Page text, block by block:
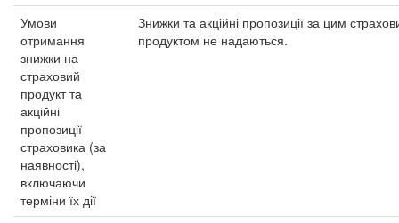
Умови
отримання
знижки на
страховий
продукт та
акційні
пропозиції
страховика (за
наявності),
включаючи
терміни їх дії
Знижки та акційні пропозиції за цим
продуктом не надаються.